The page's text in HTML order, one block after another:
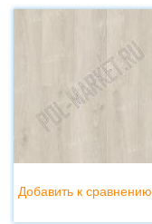
Добавить к сравнению